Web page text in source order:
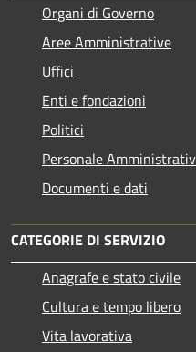
Organi di Governo
Aree Amministrative
Uffici
Enti e fondazioni
Politici
Personale
Documenti e dati
CATEGORIE DI SERVIZIO
Anagrafe e stato civile
Cultura e tempo libero
Vita lavorativa